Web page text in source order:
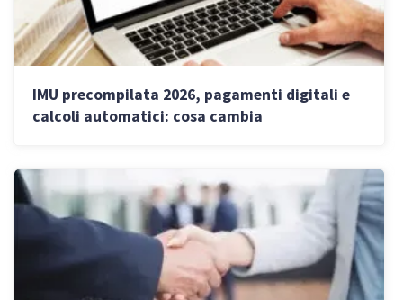
IMU precompilata 2026, pagamenti digitali e
calcoli automatici: cosa cambia